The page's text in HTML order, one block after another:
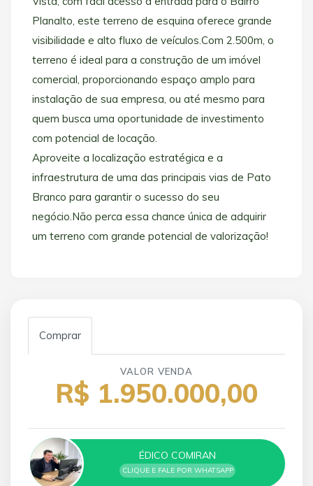
Planalto, este terreno de esquina oferece grande
visibilidade e alto fluxo de veículos.Com 2.500m, o
terreno é ideal para a construção de um imóvel
comercial, proporcionando espaço amplo para
instalação de sua empresa, ou até mesmo para
quem busca uma oportunidade de investimento
com potencial de locação.
Aproveite a localização estratégica e a
infraestrutura de uma das principais vias de Pato
Branco para garantir o sucesso do seu
negócio.Não perca essa chance única de adquirir
um terreno com grande potencial de valorização!
Comprar
VALOR VENDA
R$ 1.950.000,00
ÉDICO COMIRAN
CLIQUE E FALE POR WHATSAPP